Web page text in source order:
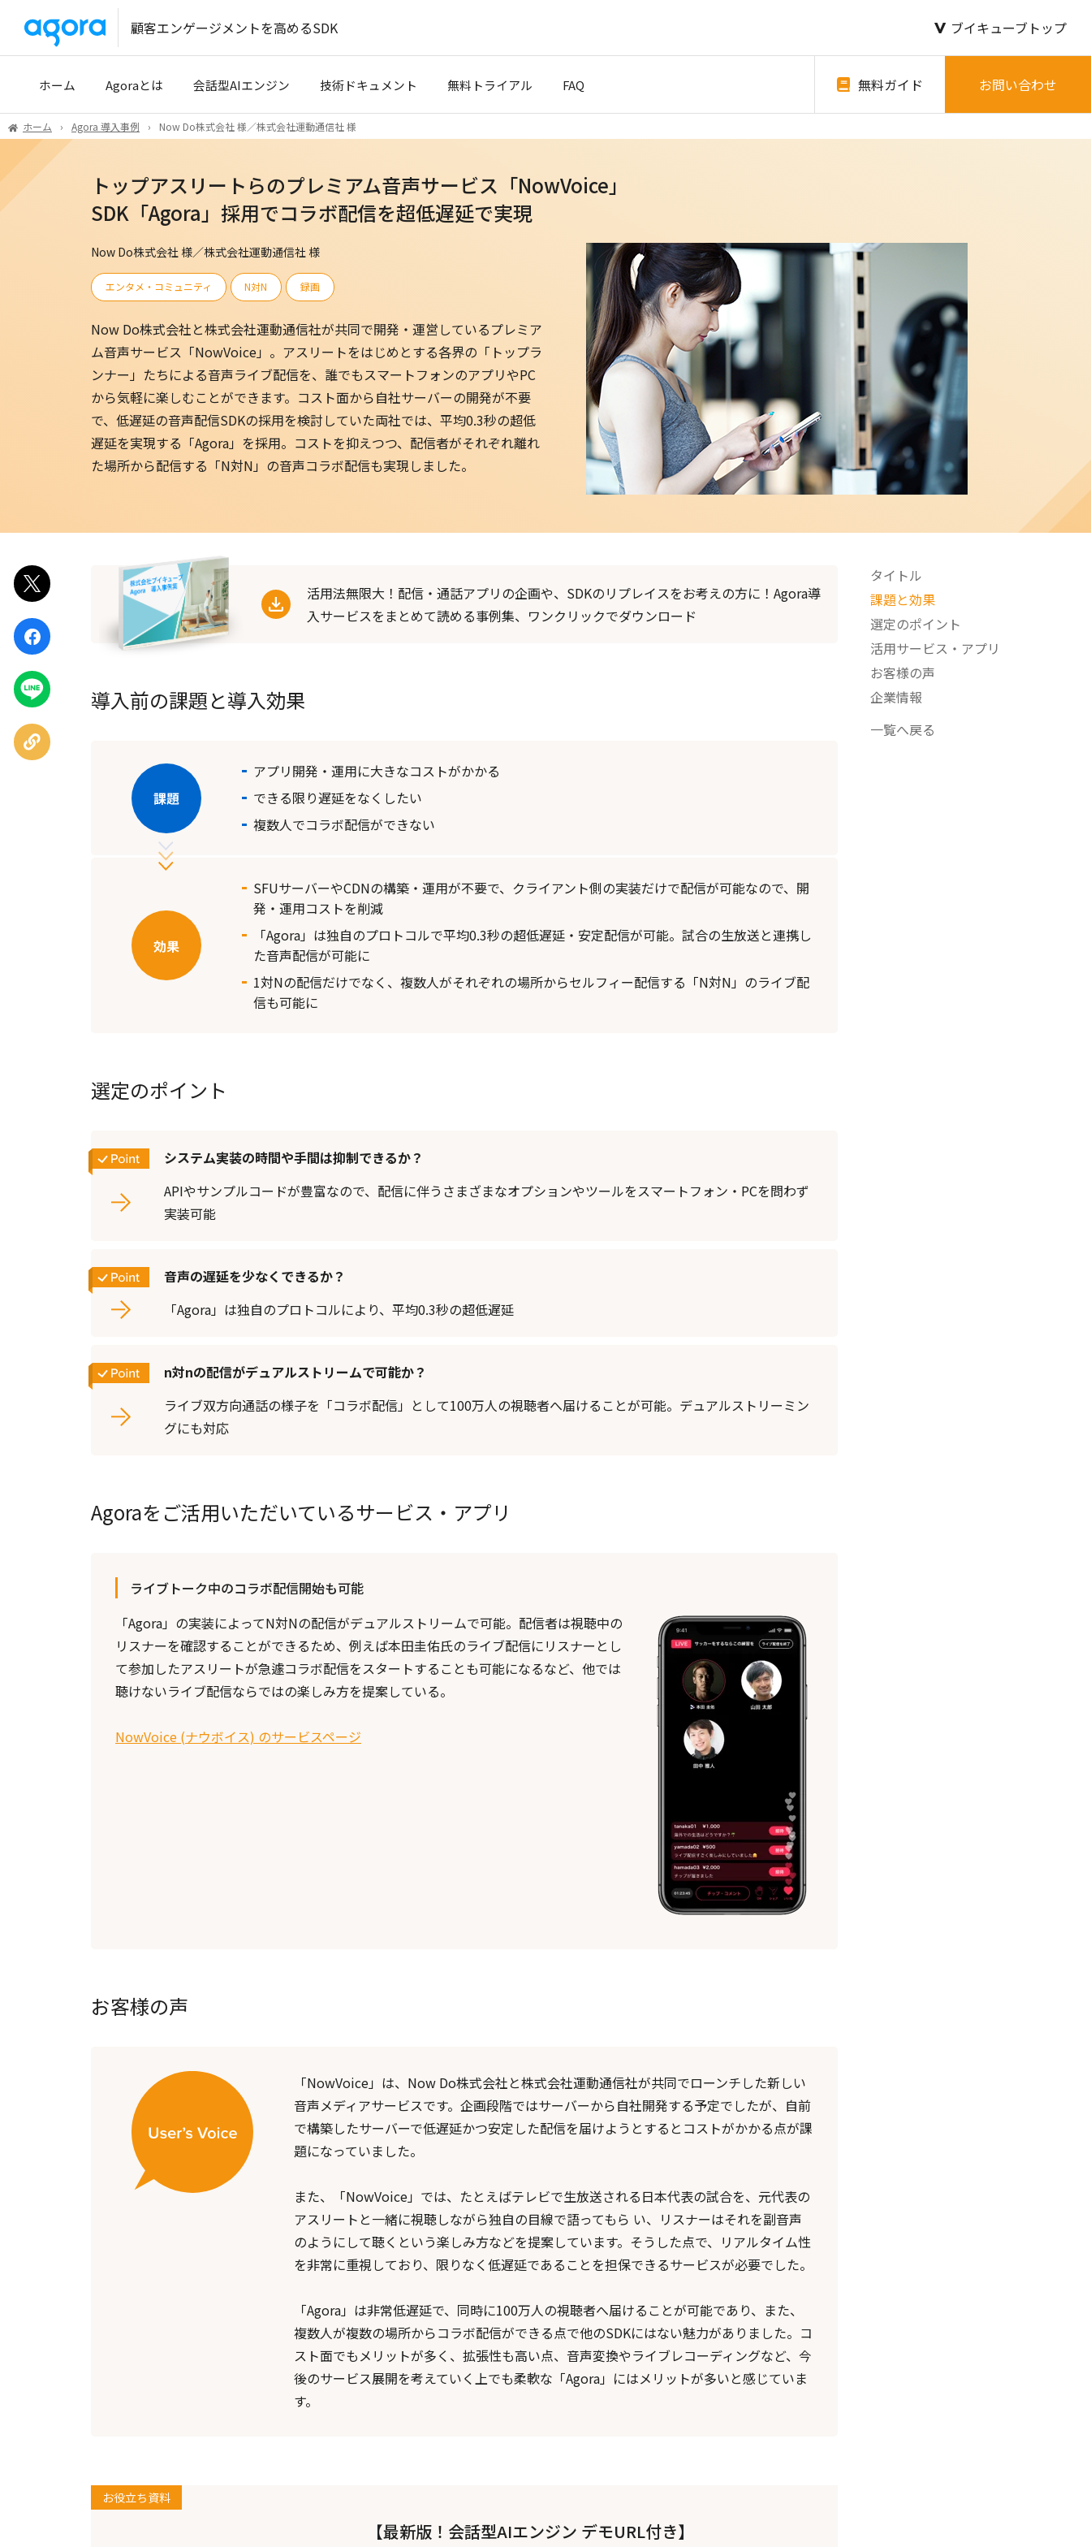
顧客エンゲージメントを高めるSDK ブイキューブトップ
ホーム Agoraとは
開発パートナー
会話型AIエンジン 技術ドキュメント
開発者ブログ
技術サポート
無料トライアル FAQ 無料ガイド お問い合わせ
ホーム Agora 導入事例 Now Do株式会社 様／株式会社運動通信社 様
トップアスリートらのプレミアム音声サービス「NowVoice」
SDK「Agora」採用でコラボ配信を超低遅延で実現
Now Do株式会社 様／株式会社運動通信社 様
エンタメ・コミュニティ N対N 録画
Now Do株式会社と株式会社運動通信社が共同で開発・運営しているプレミア
ム音声サービス「NowVoice」。アスリートをはじめとする各界の「トップラ
ンナー」たちによる音声ライブ配信を、誰でもスマートフォンのアプリやPC
から気軽に楽しむことができます。コスト面から自社サーバーの開発が不要
で、低遅延の音声配信SDKの採用を検討していた両社では、平均0.3秒の超低
遅延を実現する「Agora」を採用。コストを抑えつつ、配信者がそれぞれ離れ
た場所から配信する「N対N」の音声コラボ配信も実現しました。
ポスト
シェア
LINEで
送る
URLを
コピー
活用法無限大！配信・通話アプリの企画や、SDKのリプレイスをお考えの方に！Agora導
入サービスをまとめて読める事例集、ワンクリックでダウンロード
導入前の課題と導入効果
アプリ開発・運用に大きなコストがかかる
できる限り遅延をなくしたい
複数人でコラボ配信ができない
SFUサーバーやCDNの構築・運用が不要で、クライアント側の実装だけで配信が可能なので、開
発・運用コストを削減
「Agora」は独自のプロトコルで平均0.3秒の超低遅延・安定配信が可能。試合の生放送と連携し
た音声配信が可能に
1対Nの配信だけでなく、複数人がそれぞれの場所からセルフィー配信する「N対N」のライブ配
信も可能に
選定のポイント
システム実装の時間や手間は抑制できるか？
APIやサンプルコードが豊富なので、配信に伴うさまざまなオプションやツールをスマートフォン・PCを問わず
実装可能
音声の遅延を少なくできるか？
「Agora」は独自のプロトコルにより、平均0.3秒の超低遅延
n対nの配信がデュアルストリームで可能か？
ライブ双方向通話の様子を「コラボ配信」として100万人の視聴者へ届けることが可能。デュアルストリーミン
グにも対応
Agoraをご活用いただいているサービス・アプリ
ライブトーク中のコラボ配信開始も可能
「Agora」の実装によってN対Nの配信がデュアルストリームで可能。配信者は視聴中の
リスナーを確認することができるため、例えば本田圭佑氏のライブ配信にリスナーとし
て参加したアスリートが急遽コラボ配信をスタートすることも可能になるなど、他では
聴けないライブ配信ならではの楽しみ方を提案している。
NowVoice (ナウボイス) のサービスページ
お客様の声
「NowVoice」は、Now Do株式会社と株式会社運動通信社が共同でローンチした新しい
音声メディアサービスです。企画段階ではサーバーから自社開発する予定でしたが、自前
で構築したサーバーで低遅延かつ安定した配信を届けようとするとコストがかかる点が課
題になっていました。
また、「NowVoice」では、たとえばテレビで生放送される日本代表の試合を、元代表の
アスリートと一緒に視聴しながら独自の目線で語ってもら い、リスナーはそれを副音声
のようにして聴くという楽しみ方などを提案しています。そうした点で、リアルタイム性
を非常に重視しており、限りなく低遅延であることを担保できるサービスが必要でした。
「Agora」は非常低遅延で、同時に100万人の視聴者へ届けることが可能であり、また、
複数人が複数の場所からコラボ配信ができる点で他のSDKにはない魅力がありました。コ
スト面でもメリットが多く、拡張性も高い点、音声変換やライブレコーディングなど、今
後のサービス展開を考えていく上でも柔軟な「Agora」にはメリットが多いと感じていま
す。
お役立ち資料
【最新版！会話型AIエンジン デモURL付き】
タイトル
課題と効果
選定のポイント
活用サービス・アプリ
お客様の声
企業情報
一覧へ戻る